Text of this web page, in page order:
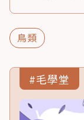
鳥類
#毛學堂